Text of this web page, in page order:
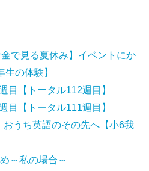
金で見る夏休み】イベントにか
の体験】
目【トータル112週目】
目【トータル111週目】
おうち英語のその先へ【小6我
～私の場合～